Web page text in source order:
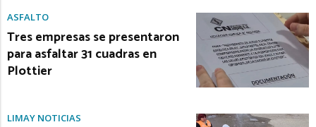
ASFALTO
Tres empresas se presentaron
para asfaltar 31 cuadras en
Plottier
LIMAY NOTICIAS